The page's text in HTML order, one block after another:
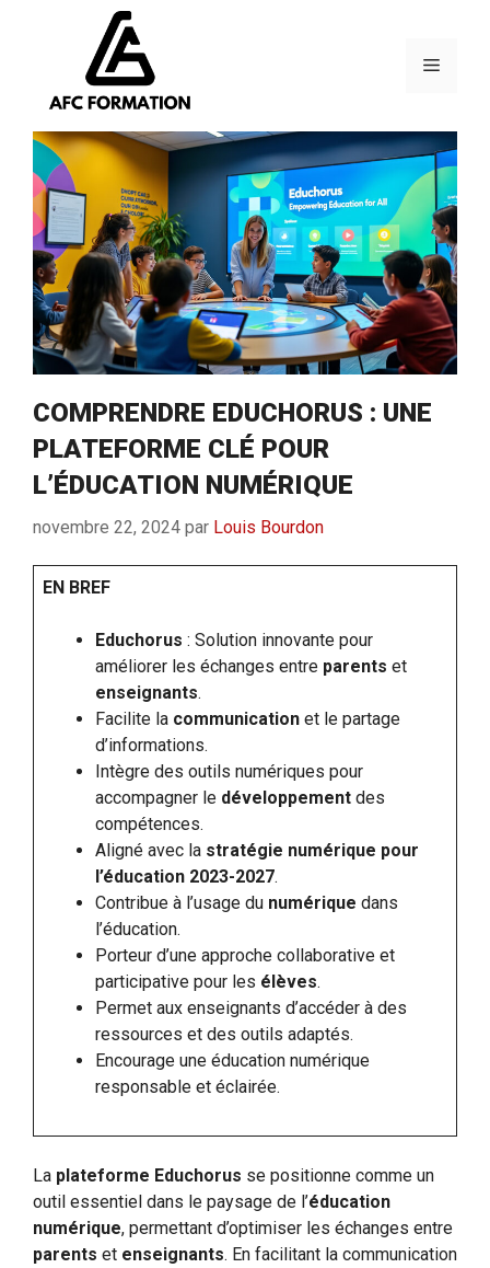
Menu
COMPRENDRE EDUCHORUS : UNE
PLATEFORME CLÉ POUR
L’ÉDUCATION NUMÉRIQUE
novembre 22, 2024 par Louis Bourdon
EN BREF
Educhorus : Solution innovante pour
améliorer les échanges entre parents et
enseignants.
Facilite la communication et le partage
d’informations.
Intègre des outils numériques pour
accompagner le développement des
compétences.
Aligné avec la stratégie numérique pour
l’éducation 2023-2027.
Contribue à l’usage du numérique dans
l’éducation.
Porteur d’une approche collaborative et
participative pour les élèves.
Permet aux enseignants d’accéder à des
ressources et des outils adaptés.
Encourage une éducation numérique
responsable et éclairée.
La plateforme Educhorus se positionne comme un
outil essentiel dans le paysage de l’éducation
numérique, permettant d’optimiser les échanges entre
parents et enseignants. En facilitant la communication